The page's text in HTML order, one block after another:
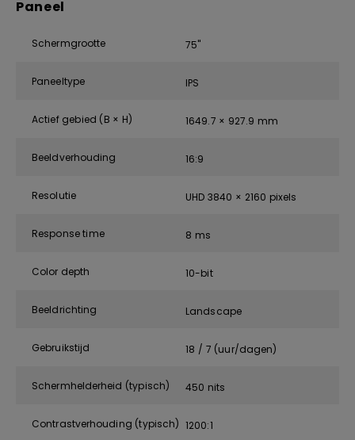
Paneel
Schermgrootte 75''
Paneeltype IPS
Actief gebied (B × H) 1649.7 × 927.9 mm
Beeldverhouding 16:9
Resolutie UHD 3840 × 2160 pixels
Response time 8 ms
Color depth 10-bit
Beeldrichting Landscape
Gebruikstijd 18 / 7 (uur/dagen)
Schermhelderheid (typisch) 450 nits
Contrastverhouding (typisch) 1200:1